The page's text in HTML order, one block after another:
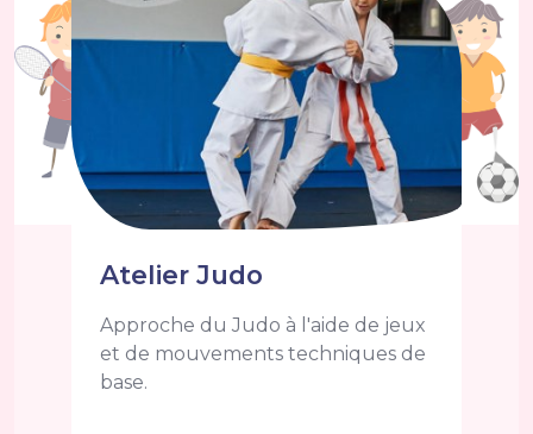
Atelier Judo
Approche du Judo à l'aide de jeux
et de mouvements techniques de
base.